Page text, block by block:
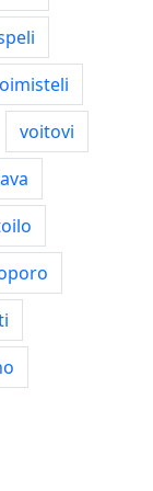
voitovi